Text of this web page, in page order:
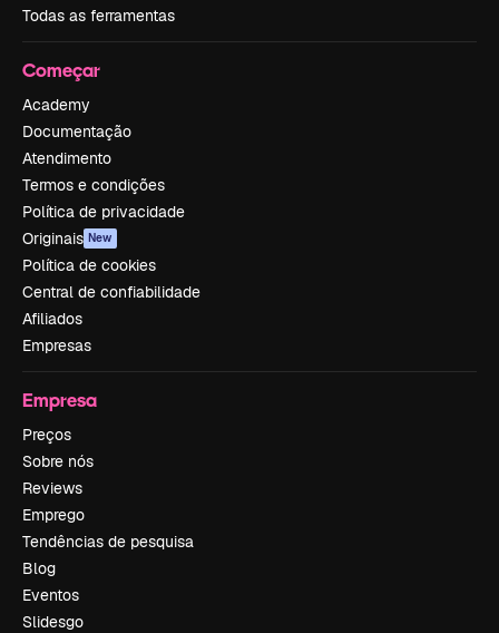
Todas as ferramentas
Começar
Academy
Documentação
Atendimento
Termos e condições
Política de privacidade
Originais New
Política de cookies
Central de confiabilidade
Afiliados
Empresas
Empresa
Preços
Sobre nós
Reviews
Emprego
Tendências de pesquisa
Blog
Eventos
Slidesgo